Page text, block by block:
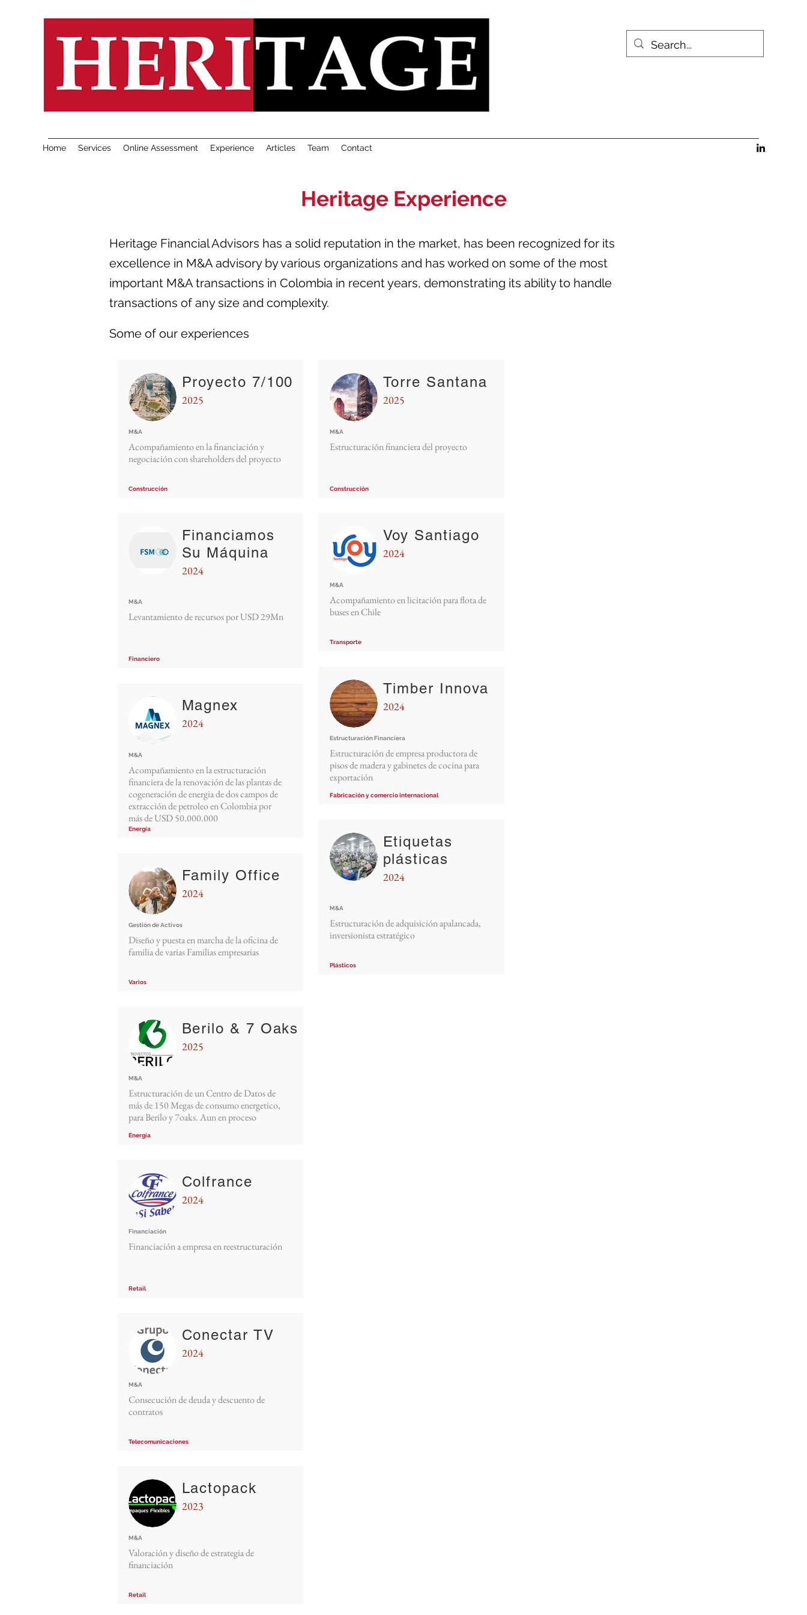
Home Services Online Assessment Experience Articles Team Contact
Heritage Experience
Heritage Financial Advisors has a solid reputation in the market, has been recognized for its
excellence in M&A advisory by various organizations and has worked on some of the most
important M&A transactions in Colombia in recent years, demonstrating its ability to handle
transactions of any size and complexity.
Some of our experiences
Proyecto 7/100
2025
M&A
Acompañamiento en la financiación y
negociación con shareholders del proyecto
Construcción
Financiamos
Su Máquina
2024
M&A
Levantamiento de recursos por USD 29Mn
Financiero
Magnex
2024
M&A
Acompañamiento en la estructuración
financiera de la renovación de las plantas de
cogeneración de energia de dos campos de
extracción de petroleo en Colombia por
más de USD 50.000.000
Energía
Family Office
2024
Gestión de Activos
Diseño y puesta en marcha de la oficina de
familia de varias Familias empresarias
Varios
Torre Santana
2025
M&A
Estructuración financiera del proyecto
Construcción
Voy Santiago
2024
M&A
Acompañamiento en licitación para flota de
buses en Chile
Transporte
Timber Innova
2024
Estructuración Financiera
Estructuración de empresa productora de
pisos de madera y gabinetes de cocina para
exportación
Fabricación y comercio internacional
Etiquetas
plásticas
2024
M&A
Estructuración de adquisición apalancada,
inversionista estratégico
Plásticos
Berilo & 7 Oaks
2025
M&A
Estructuración de un Centro de Datos de
más de 150 Megas de consumo energetico,
para Berilo y 7oaks. Aun en proceso
Energía
Colfrance
2024
Financiación
Financiación a empresa en reestructuración
Retail
Conectar TV
2024
M&A
Consecución de deuda y descuento de
contratos
Telecomunicaciones
Lactopack
2023
M&A
Valoración y diseño de estrategia de
financiación
Retail